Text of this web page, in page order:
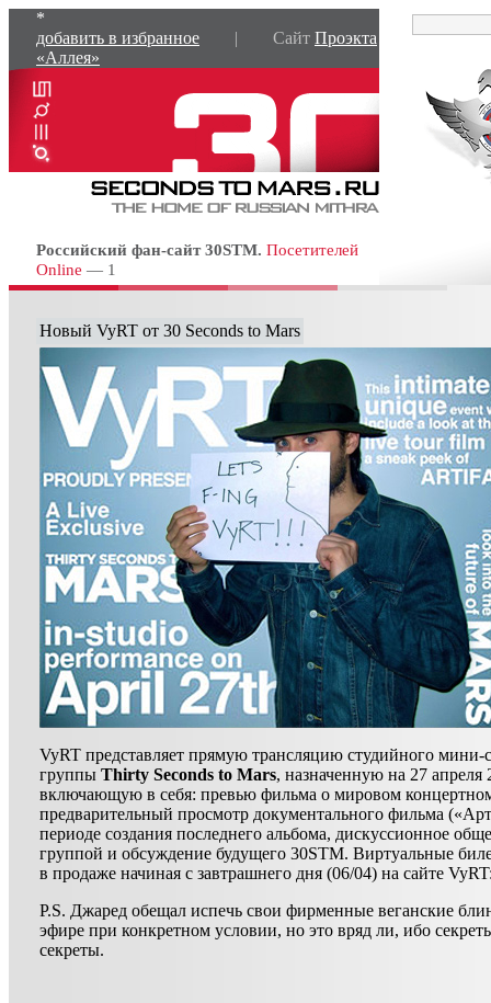
*
добавить в избранное
| Сайт Проэкта
«Аллея»
Российский фан-сайт 30STM. Посетителей
Online — 1
Новый VyRT от 30 Seconds to Mars
VyRT представляет прямую трансляцию студийного мини-
группы Thirty Seconds to Mars, назначенную на 27 апреля
включающую в себя: превью фильма о мировом
предварительный просмотр документального фильма
периоде создания последнего альбома, дискуссионное
группой и обсуждение будущего 30STM. Виртуальные
в продаже начиная с завтрашнего дня (06/04) на сайте
P.S. Джаред обещал испечь свои фирменные веганские
эфире при конкретном условии, но это вряд ли, ибо
секреты.